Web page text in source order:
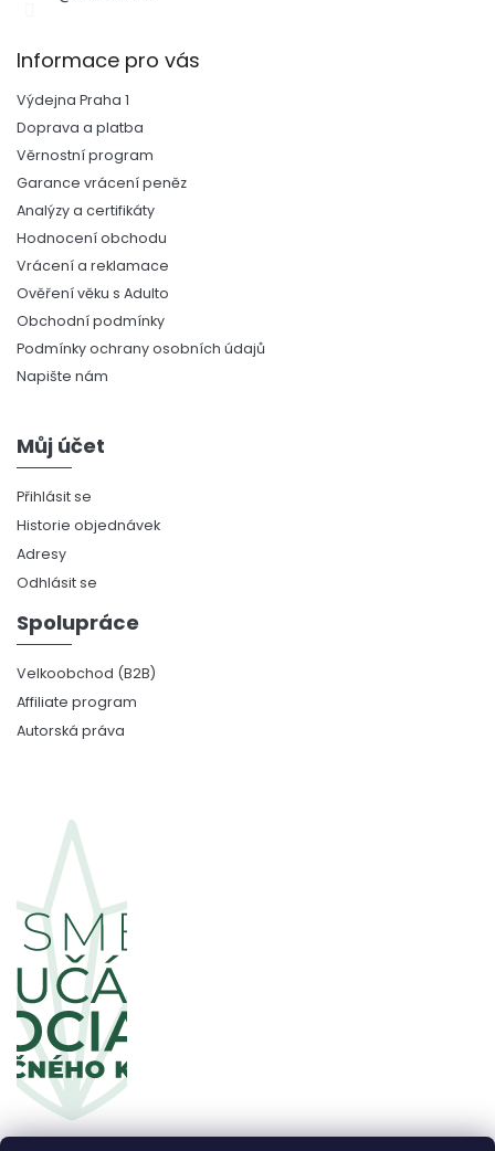
Informace pro vás
Výdejna Praha 1
Doprava a platba
Věrnostní program
Garance vrácení peněz
Analýzy a certifikáty
Hodnocení obchodu
Vrácení a reklamace
Ověření věku s Adulto
Obchodní podmínky
Podmínky ochrany osobních údajů
Napište nám
Můj účet
Přihlásit se
Historie objednávek
Adresy
Odhlásit se
Spolupráce
Velkoobchod (B2B)
Affiliate program
Autorská práva